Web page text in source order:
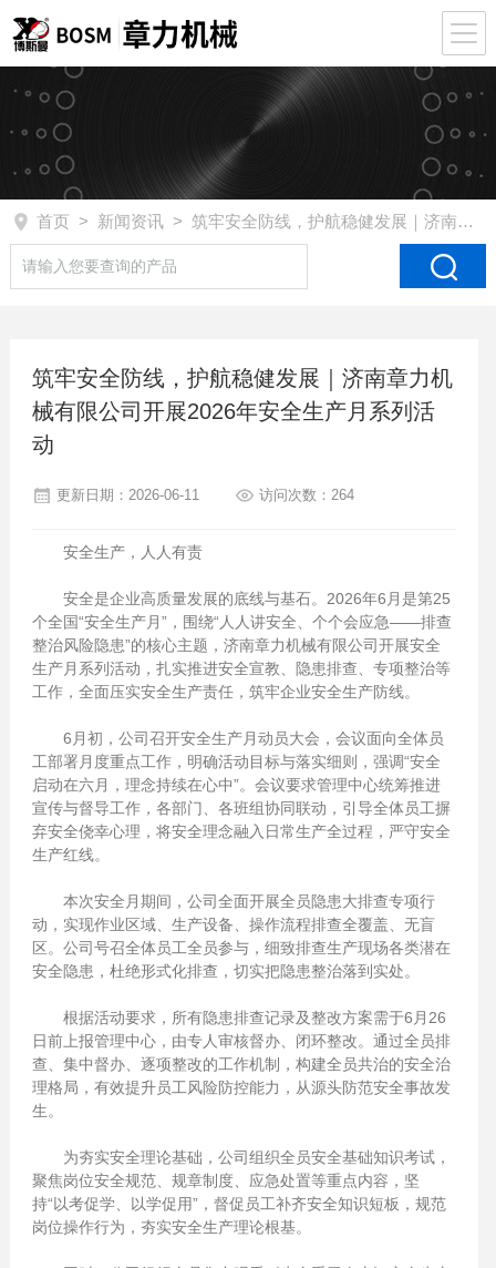
首页 > 新闻资讯> 筑牢安全防线，护航稳健发展｜济南章力机械有限公司开展2026年安全生产月系列活动
筑牢安全防线，护航稳健发展｜济南章力机
械有限公司开展2026年安全生产月系列活
动
更新日期：2026-06-11 访问次数：264
安全生产，人人有责
安全是企业高质量发展的底线与基石。2026年6月是第25
个全国“安全生产月”，围绕“人人讲安全、个个会应急——排查
整治风险隐患”的核心主题，济南章力机械有限公司开展安全
生产月系列活动，扎实推进安全宣教、隐患排查、专项整治等
工作，全面压实安全生产责任，筑牢企业安全生产防线。
6月初，公司召开安全生产月动员大会，会议面向全体员
工部署月度重点工作，明确活动目标与落实细则，强调“安全
启动在六月，理念持续在心中”。会议要求管理中心统筹推进
宣传与督导工作，各部门、各班组协同联动，引导全体员工摒
弃安全侥幸心理，将安全理念融入日常生产全过程，严守安全
生产红线。
本次安全月期间，公司全面开展全员隐患大排查专项行
动，实现作业区域、生产设备、操作流程排查全覆盖、无盲
区。公司号召全体员工全员参与，细致排查生产现场各类潜在
安全隐患，杜绝形式化排查，切实把隐患整治落到实处。
根据活动要求，所有隐患排查记录及整改方案需于6月26
日前上报管理中心，由专人审核督办、闭环整改。通过全员排
查、集中督办、逐项整改的工作机制，构建全员共治的安全治
理格局，有效提升员工风险防控能力，从源头防范安全事故发
生。
为夯实安全理论基础，公司组织全员安全基础知识考试，
聚焦岗位安全规范、规章制度、应急处置等重点内容，坚
持“以考促学、以学促用”，督促员工补齐安全知识短板，规范
岗位操作行为，夯实安全生产理论根基。